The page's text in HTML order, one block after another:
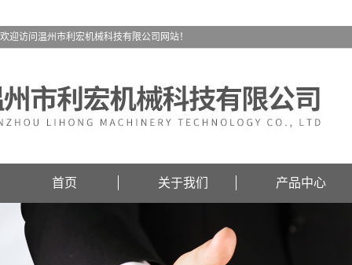
欢迎访问温州市利宏机械科技有限公司网站！
首页 关于我们 产品中心